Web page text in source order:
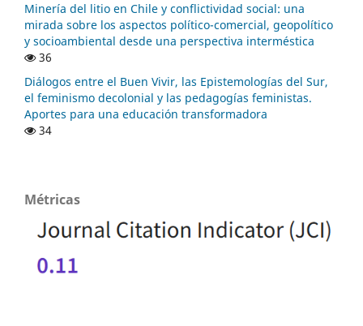
Minería del litio en Chile y conflictividad social: una
mirada sobre los aspectos político-comercial, geopolítico
y socioambiental desde una perspectiva interméstica
36
Diálogos entre el Buen Vivir, las Epistemologías del Sur,
el feminismo decolonial y las pedagogías feministas.
Aportes para una educación transformadora
34
Métricas